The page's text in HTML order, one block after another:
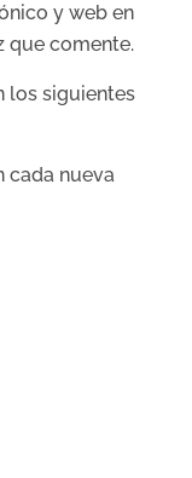
y web en
que comente.
los siguientes
cada nueva